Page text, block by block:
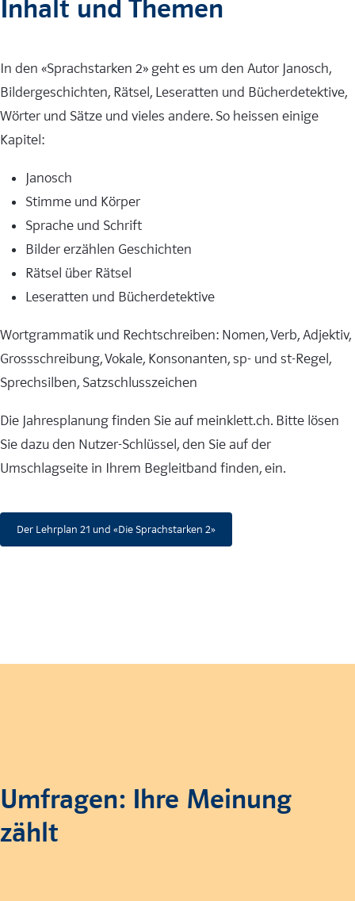
Inhalt und Themen
In den «Sprachstarken 2» geht es um den Autor Janosch,
Bildergeschichten, Rätsel, Leseratten und Bücherdetektive,
Wörter und Sätze und vieles andere. So heissen einige
Kapitel:
Janosch
Stimme und Körper
Sprache und Schrift
Bilder erzählen Geschichten
Rätsel über Rätsel
Leseratten und Bücherdetektive
Wortgrammatik und Rechtschreiben: Nomen, Verb, Adjektiv,
Grossschreibung, Vokale, Konsonanten, sp- und st-Regel,
Sprechsilben, Satzschlusszeichen
Die Jahresplanung finden Sie auf meinklett.ch. Bitte lösen
Sie dazu den Nutzer-Schlüssel, den Sie auf der
Umschlagseite in Ihrem Begleitband finden, ein.
Der Lehrplan 21 und «Die Sprachstarken 2»
Umfragen: Ihre Meinung
zählt